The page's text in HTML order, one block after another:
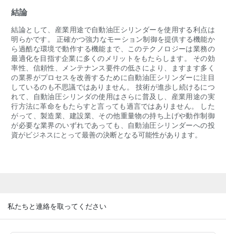
結論
結論として、産業用途で自動油圧シリンダーを使用する利点は
明らかです。 正確かつ強力なモーション制御を提供する機能か
ら過酷な環境で動作する機能まで、このテクノロジーは業務の
最適化を目指す企業に多くのメリットをもたらします。 その効
率性、信頼性、メンテナンス要件の低さにより、ますます多く
の業界がプロセスを改善するために自動油圧シリンダーに注目
しているのも不思議ではありません。 技術が進歩し続けるにつ
れて、自動油圧シリンダの使用はさらに普及し、産業用途の実
行方法に革命をもたらすと言っても過言ではありません。 した
がって、製造業、建設業、その他重量物の持ち上げや動作制御
が必要な業界のいずれであっても、自動油圧シリンダーへの投
資がビジネスにとって最善の決断となる可能性があります。
私たちと連絡を取ってください